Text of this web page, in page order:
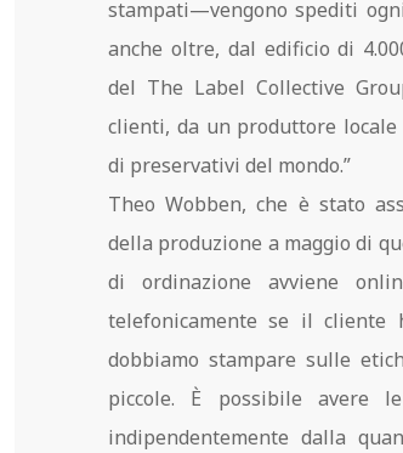
stampati—vengono spediti
anche oltre, dal edificio di
del The Label Collective
clienti, da un produttore
di preservativi del mondo.”
Theo Wobben, che è stato
della produzione a maggio di
di ordinazione avviene
telefonicamente se il cliente
dobbiamo stampare sulle
piccole. È possibile avere
indipendentemente dalla